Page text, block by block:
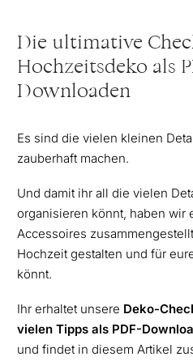
Die ultimative
Hochzeitsdeko als
Downloaden
Es sind die vielen kleinen
zauberhaft machen.
Und damit ihr all die vielen
organisieren könnt, haben wir
Accessoires
Hochzeit gestalten und für
könnt.
Ihr erhaltet unsere Deko-
vielen Tipps als PDF-
und findet in diesem Artikel